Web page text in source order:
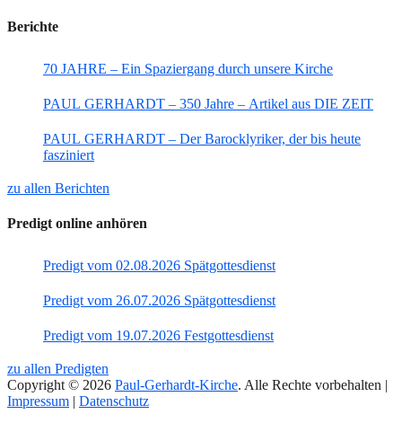
Berichte
70 JAHRE – Ein Spaziergang durch unsere Kirche
PAUL GERHARDT – 350 Jahre – Artikel aus DIE ZEIT
PAUL GERHARDT – Der Barocklyriker, der bis heute
fasziniert
zu allen Berichten
Predigt online anhören
Predigt vom 02.08.2026 Spätgottesdienst
Predigt vom 26.07.2026 Spätgottesdienst
Predigt vom 19.07.2026 Festgottesdienst
zu allen Predigten
Copyright © 2026 Paul-Gerhardt-Kirche. Alle Rechte vorbehalten |
Impressum | Datenschutz